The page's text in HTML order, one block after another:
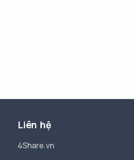
Liên hệ
4Share.vn